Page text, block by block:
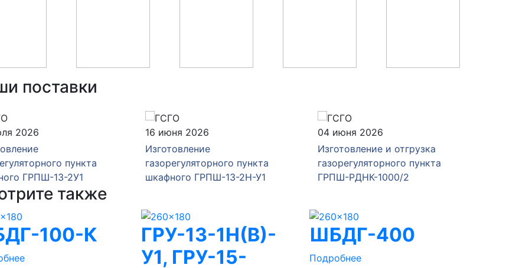
поставки
2026
пункта
ГРПШ-13-2У1
16 июня 2026
Изготовление
газорегуляторного пункта
шкафного ГРПШ-13-2Н-У1
04 июня 2026
Изготовление и отгрузка
газорегуляторного пункта
ГРПШ-РДНК-1000/2
также
100-К
ГРУ-13-1Н(В)-
У1, ГРУ-15-
ШБДГ-400
Подробнее